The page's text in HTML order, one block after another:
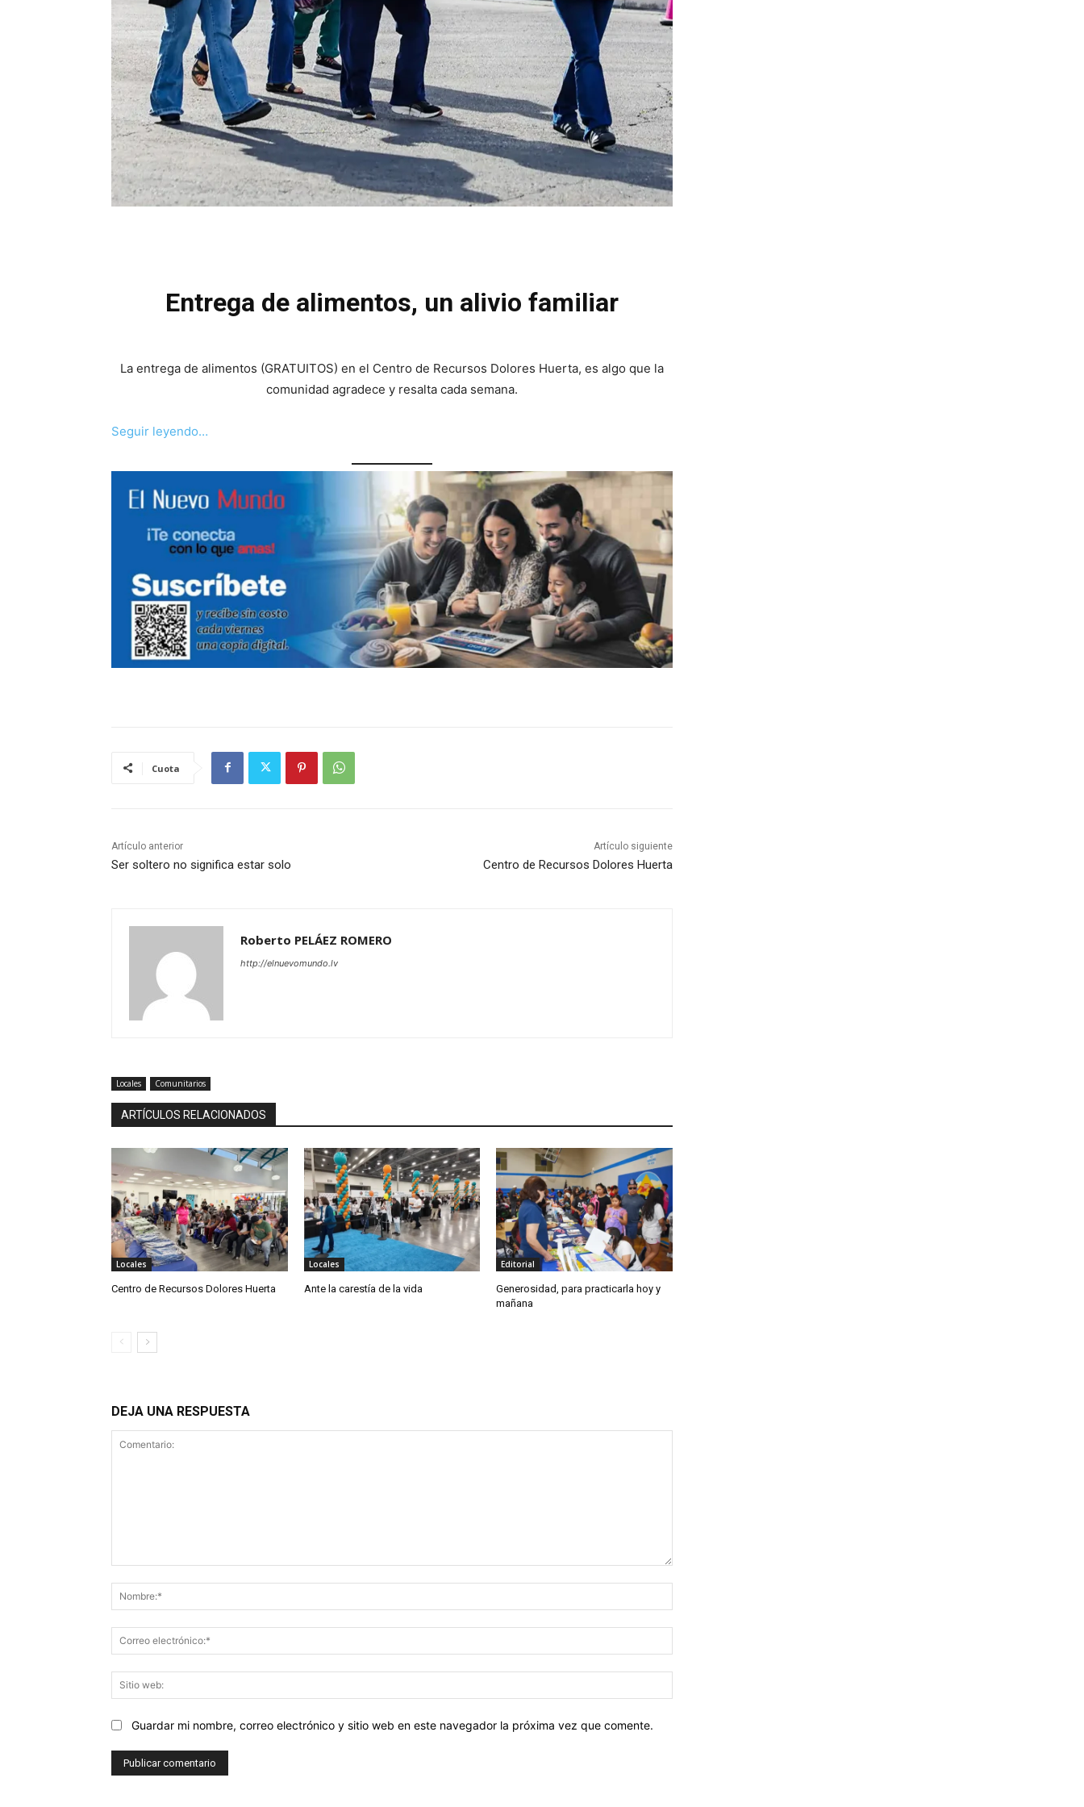
Entrega de alimentos, un alivio familiar
La entrega de alimentos (GRATUITOS) en el Centro de Recursos Dolores Huerta, es algo que la
comunidad agradece y resalta cada semana.
Seguir leyendo…
Cuota
Artículo anterior
Ser soltero no significa estar solo
Artículo siguiente
Centro de Recursos Dolores Huerta
Roberto PELÁEZ ROMERO
http://elnuevomundo.lv
Locales Comunitarios
ARTÍCULOS RELACIONADOS
Locales
Centro de Recursos Dolores Huerta
Locales
Ante la carestía de la vida
Editorial
Generosidad, para practicarla hoy y
mañana
DEJA UNA RESPUESTA
electrónico:*
web:
Guardar mi nombre, correo electrónico y sitio web en este navegador la próxima vez que comente.